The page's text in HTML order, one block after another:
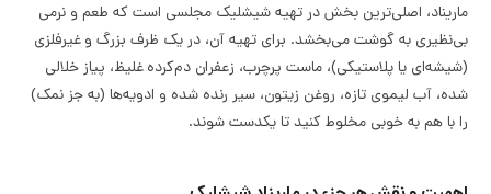
ماریناد، اصلی‌ترین بخش در تهیه شیشلیک مجلسی است که طعم و نرمی
بی‌نظیری به گوشت می‌بخشد. برای تهیه آن، در یک ظرف بزرگ و غیرفلزی
(شیشه‌ای یا پلاستیکی)، ماست پرچرب، زعفران دم‌کرده غلیظ، پیاز خلالی
شده، آب لیموی تازه، روغن زیتون، سیر رنده شده و ادویه‌ها (به جز نمک)
را با هم به خوبی مخلوط کنید تا یکدست شوند.